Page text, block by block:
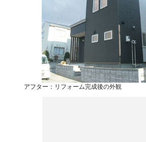
アフター：リフォーム完成後の外観